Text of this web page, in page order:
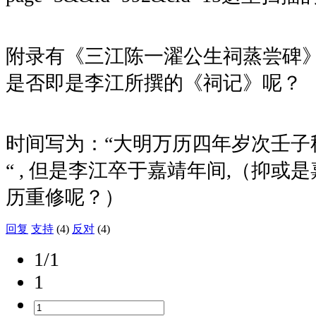
附录有《三江陈一濯公生祠蒸尝碑
是否即是李江所撰的《祠记》呢？
时间写为：“大明万历四年岁次壬
“ , 但是李江卒于嘉靖年间, （抑或
历重修呢？）
回复 支持 (4) 反对 (4)
1/1
1